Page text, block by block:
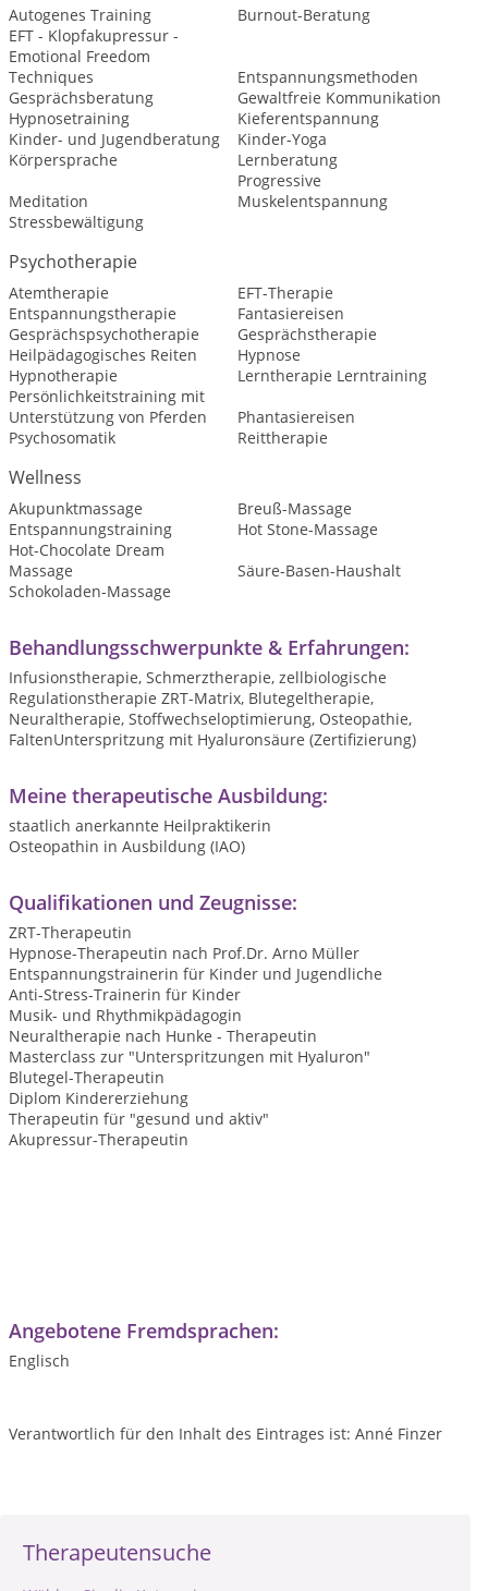
Therapeutensuche
Autogenes Training
Burnout-Beratung
EFT - Klopfakupressur -
Emotional Freedom
Techniques
Entspannungsmethoden
Gesprächsberatung
Gewaltfreie Kommunikation
Hypnosetraining
Kieferentspannung
Kinder- und Jugendberatung
Kinder-Yoga
Körpersprache
Lernberatung
Meditation
Progressive
Muskelentspannung
Stressbewältigung
Psychotherapie
Atemtherapie
EFT-Therapie
Entspannungstherapie
Fantasiereisen
Gesprächspsychotherapie
Gesprächstherapie
Heilpädagogisches Reiten
Hypnose
Hypnotherapie
Lerntherapie Lerntraining
Persönlichkeitstraining mit
Unterstützung von Pferden
Phantasiereisen
Psychosomatik
Reittherapie
Wellness
Akupunktmassage
Breuß-Massage
Entspannungstraining
Hot Stone-Massage
Hot-Chocolate Dream
Massage
Säure-Basen-Haushalt
Schokoladen-Massage
Behandlungsschwerpunkte & Erfahrungen:
Infusionstherapie, Schmerztherapie, zellbiologische
Regulationstherapie ZRT-Matrix, Blutegeltherapie,
Neuraltherapie, Stoffwechseloptimierung, Osteopathie,
FaltenUnterspritzung mit Hyaluronsäure (Zertifizierung)
Meine therapeutische Ausbildung:
staatlich anerkannte Heilpraktikerin
Osteopathin in Ausbildung (IAO)
Qualifikationen und Zeugnisse:
ZRT-Therapeutin
Hypnose-Therapeutin nach Prof.Dr. Arno Müller
Entspannungstrainerin für Kinder und Jugendliche
Anti-Stress-Trainerin für Kinder
Musik- und Rhythmikpädagogin
Neuraltherapie nach Hunke - Therapeutin
Masterclass zur "Unterspritzungen mit Hyaluron"
Blutegel-Therapeutin
Diplom Kindererziehung
Therapeutin für "gesund und aktiv"
Akupressur-Therapeutin
Angebotene Fremdsprachen:
Englisch
Verantwortlich für den Inhalt des Eintrages ist: Anné Finzer